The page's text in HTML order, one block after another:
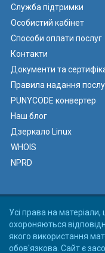
Служба підтримки
Особистий кабінет
Способи оплати послуг
Контакти
Документи та
Правила надання
PUNYCODE конвертер
Наш блог
Дзеркало Linux
WHOIS
NPRD
Усі права на
охороняються
якого використання
обов'язкова. Сайт є